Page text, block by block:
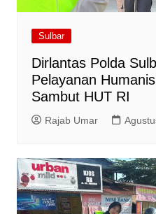
Sulbar
Dirlantas Polda
Pelayanan
Sambut HUT RI
Rajab Umar